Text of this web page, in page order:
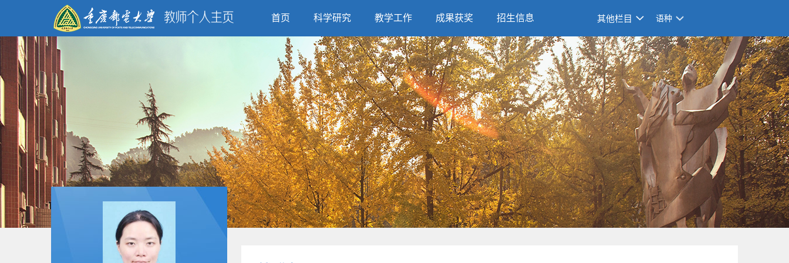
首页 科学研究 教学工作 成果获奖 招生信息 其他栏目 语种